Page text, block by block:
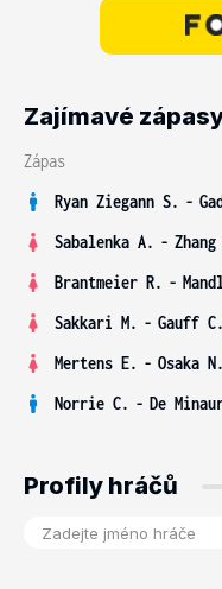
Zajímavé
Zápas
Ryan Ziegann S. -
Sabalenka A. -
Brantmeier R. -
Sakkari M. - Gauff C.
Mertens E. - Osaka N.
Norrie C. - De
Profily hráčů